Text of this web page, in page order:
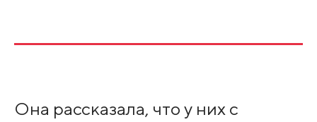
Она рассказала, что у них с